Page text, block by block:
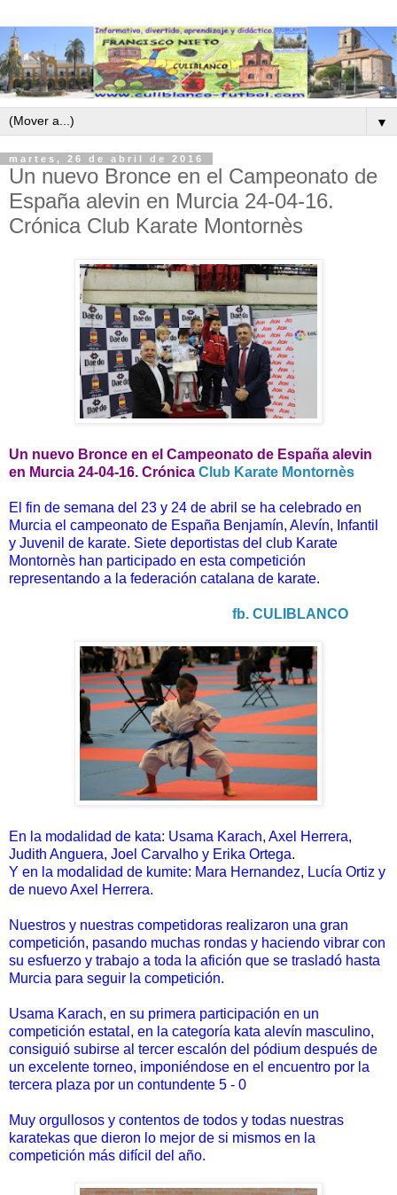
▼
martes, 26 de abril de 2016
Un nuevo Bronce en el Campeonato de
España alevin en Murcia 24-04-16.
Crónica Club Karate Montornès
Un nuevo Bronce en el Campeonato de España alevin
en Murcia 24-04-16. Crónica Club Karate Montornès
El fin de semana del 23 y 24 de abril se ha celebrado en
Murcia el campeonato de España Benjamín, Alevín, Infantil
y Juvenil de karate. Siete deportistas del club Karate
Montornès han participado en esta competición
representando a la federación catalana de karate.
fb. CULIBLANCO
En la modalidad de kata: Usama Karach, Axel Herrera,
Judith Anguera, Joel Carvalho y Erika Ortega.
Y en la modalidad de kumite: Mara Hernandez, Lucía Ortiz y
de nuevo Axel Herrera.
Nuestros y nuestras competidoras realizaron una gran
competición, pasando muchas rondas y haciendo vibrar con
su esfuerzo y trabajo a toda la afición que se trasladó hasta
Murcia para seguir la competición.
Usama Karach, en su primera participación en un
competición estatal, en la categoría kata alevín masculino,
consiguió subirse al tercer escalón del pódium después de
un excelente torneo, imponiéndose en el encuentro por la
tercera plaza por un contundente 5 - 0
Muy orgullosos y contentos de todos y todas nuestras
karatekas que dieron lo mejor de si mismos en la
competición más difícil del año.